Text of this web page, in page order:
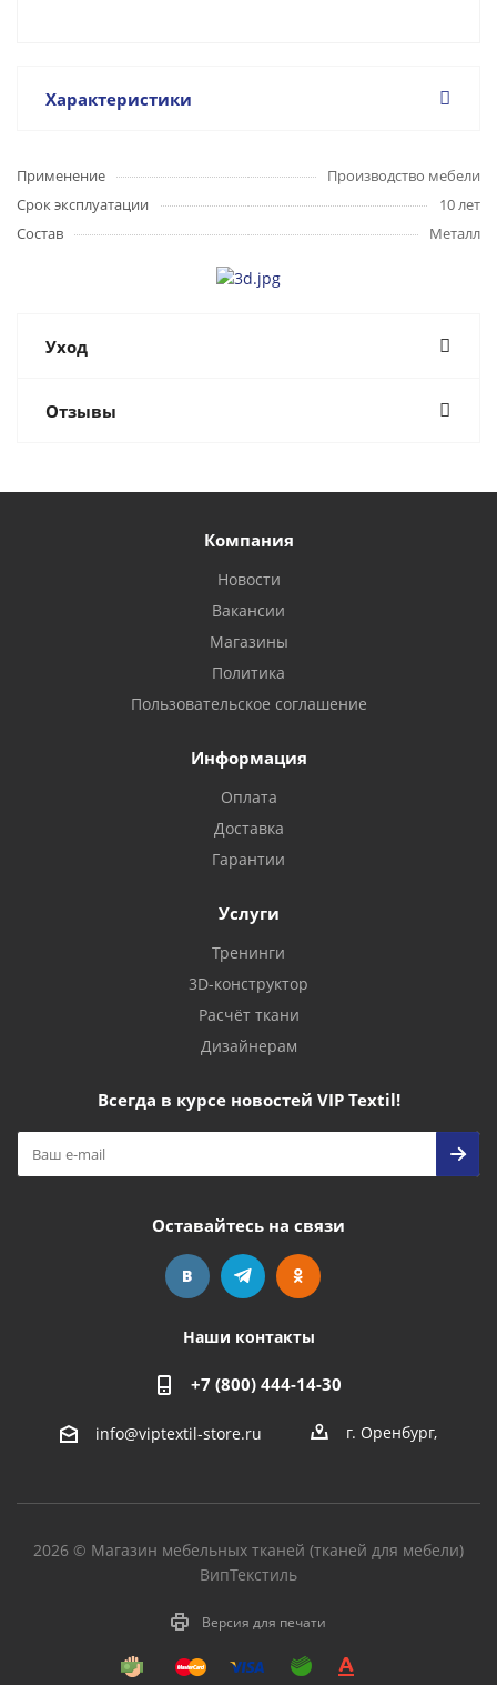
Характеристики
Применение
Производство мебели
Срок эксплуатации
10 лет
Состав
Металл
Уход
Отзывы
Компания
Новости
Вакансии
Магазины
Политика
Пользовательское соглашение
Информация
Оплата
Доставка
Гарантии
Услуги
Тренинги
3D-конструктор
Расчёт ткани
Дизайнерам
Всегда в курсе новостей VIP Textil!
Оставайтесь на связи
Наши контакты
+7 (800) 444-14-30
info@viptextil-store.ru г. Оренбург,
2026 © Магазин мебельных тканей (тканей для мебели)
ВипТекстиль
Версия для печати